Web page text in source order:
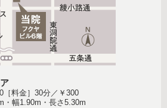
［料金］30分／￥300
・幅1.90m・長さ5.30m